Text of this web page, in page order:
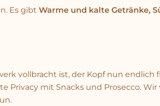
Es gibt Warme und kalte Getränke,
vollbracht ist, der Kopf nun
Privacy mit Snacks und Prosecco.